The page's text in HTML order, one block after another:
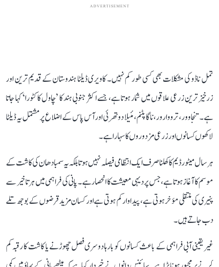
ADVERTISEMENT
تمل ناڈو کی مشکلات بھی کسی طور کم نہیں۔ کاویری ڈیلٹا ہندوستان کے قدیم ترین اور
زرخیز ترین زرعی علاقوں میں شمار ہوتا ہے، جسے اکثر جنوبی ہند کا ’چاول کا کٹورا‘ کہا جاتا
ہے۔ تنجاوور، ترووارور، ناگاپٹنم، مئیلا دوتھرئی اور آس پاس کے اضلاع پر مشتمل یہ ڈیلٹا
لاکھوں کسانوں اور زرعی مزدوروں کا سہارا ہے۔
ہر سال میٹور ڈیم کا کھلنا صرف ایک انتظامی فیصلہ نہیں ہوتا بلکہ یہ سمبا دھان کی کاشت کے
موسم کا آغاز ہوتا ہے، جس پر دیہی معیشت کا انحصار ہے۔ پانی کی فراہمی میں ہر تاخیر سے
پنیری کی منتقلی مؤخر ہوتی ہے، پیداوار کم ہوتی ہے اور کسان مزید قرضوں کے بوجھ تلے
دب جاتے ہیں۔
غیر یقینی آبی فراہمی کے باعث کسانوں کو بارہا دوسری فصل چھوڑنے یا کاشت کا رقبہ کم